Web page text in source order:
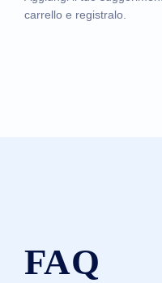
carrello e registralo.
FAQ